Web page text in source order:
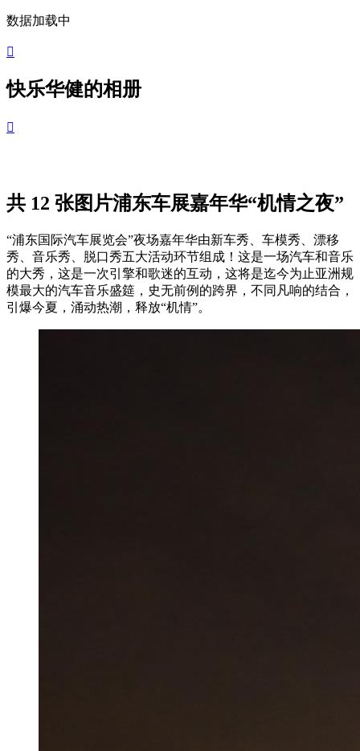
数据加载中

快乐华健的相册

共 12 张图片浦东车展嘉年华“机情之夜”
“浦东国际汽车展览会”夜场嘉年华由新车秀、车模秀、漂移
秀、音乐秀、脱口秀五大活动环节组成！这是一场汽车和音乐
的大秀，这是一次引擎和歌迷的互动，这将是迄今为止亚洲规
模最大的汽车音乐盛筵，史无前例的跨界，不同凡响的结合，
引爆今夏，涌动热潮，释放“机情”。